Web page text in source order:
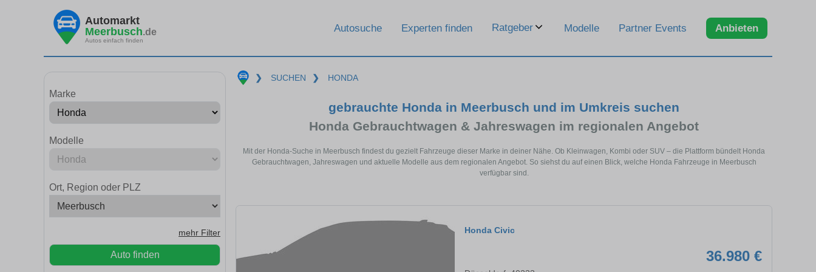
Automarkt
Meerbusch.de
Autos einfach finden
Autosuche Experten finden Ratgeber Modelle Partner Events Anbieten
Marke
Modelle
Ort, Region oder PLZ
mehr Filter
Auto finden
❯ SUCHEN ❯ HONDA
gebrauchte Honda in Meerbusch und im Umkreis suchen
Honda Gebrauchtwagen & Jahreswagen im regionalen Angebot
Mit der Honda-Suche in Meerbusch findest du gezielt Fahrzeuge dieser Marke in deiner Nähe. Ob Kleinwagen, Kombi oder SUV – die Plattform bündelt Honda
Gebrauchtwagen, Jahreswagen und aktuelle Modelle aus dem regionalen Angebot. So siehst du auf einen Blick, welche Honda Fahrzeuge in Meerbusch
verfügbar sind.
Honda Civic
36.980 €